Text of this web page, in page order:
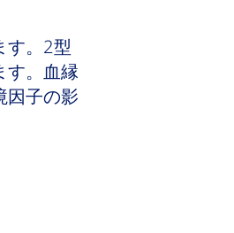
す。2型
す。血縁
因子の影